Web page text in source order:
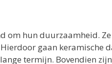
om hun duurzaamheid.
gaan keramische
termijn. Bovendien